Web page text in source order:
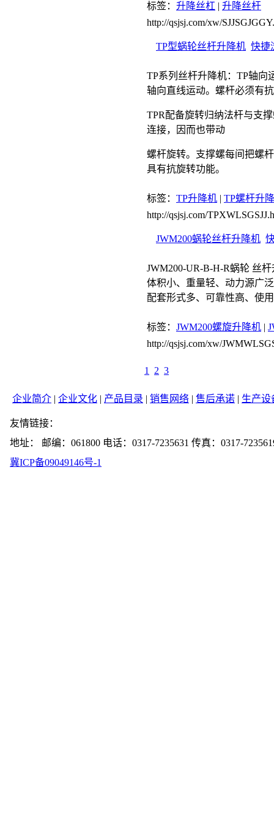
标签： 升降丝杠 | 升降丝杆
http://qsjsj.com/xw/
TP型蜗轮丝杆升降机 快捷
TP系列丝杆升降机：TP轴向
轴向直线运动。螺杆必须有
TPR配备旋转归纳法杆与支
连接，因而也带动
螺杆旋转。支撑螺每间把螺
具有抗旋转功能。
标签： TP升降机 | TP螺杆升
http://qsjsj.com/
JWM200蜗轮丝杆升降机
JWM200-UR-B-H-R蜗轮 丝
体积小、重量轻、动力源广
配套形式多、可靠性高、使
标签： JWM200螺旋升降机 |
http://qsjsj.com/xw/
1 2 3
企业简介 | 企业文化 | 产品目录 | 销售网络 | 售后承诺 | 生产设
友情链接：
地址： 邮编：061800 电话：0317-7235631 传真：0317-
冀ICP备09049146号-1